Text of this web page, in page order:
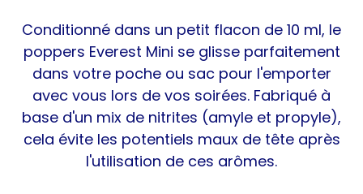
Conditionné dans un petit flacon de 10 ml, le
poppers Everest Mini se glisse parfaitement
dans votre poche ou sac pour l'emporter
avec vous lors de vos soirées. Fabriqué à
base d'un mix de nitrites (amyle et propyle),
cela évite les potentiels maux de tête après
l'utilisation de ces arômes.